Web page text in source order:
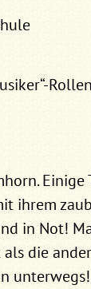
ihrem
in Not!
die